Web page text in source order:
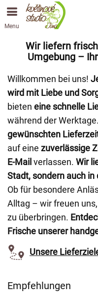
Menu
Wir liefern
Umgebung –
Willkommen bei uns!
wird mit Liebe und
bieten eine schnelle
während der Werktage.
gewünschten
auf eine zuverlässige
E-Mail verlassen. Wir
Stadt, sondern auch
Ob für besondere
Alltag – wir freuen
zu überbringen.
Frische unserer
Unsere
Empfehlungen